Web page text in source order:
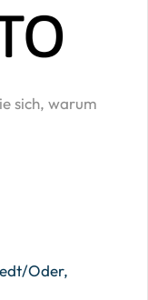
sich, warum
Oder,